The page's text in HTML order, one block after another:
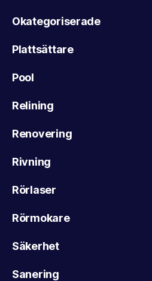
Okategoriserade
Plattsättare
Pool
Relining
Renovering
Rivning
Rörlaser
Rörmokare
Säkerhet
Sanering